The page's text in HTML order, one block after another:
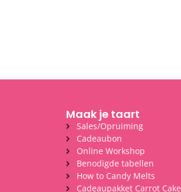
Maak je taart
Sales/Opruiming
Cadeaubon
Online Workshop
Benodigde tabellen
How to Candy Melts
Cadeaupakket Carrot Cake